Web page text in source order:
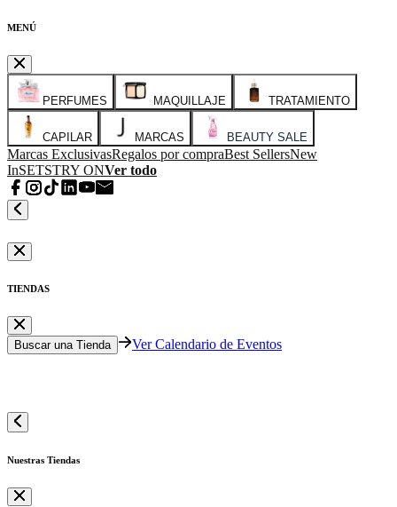
MENÚ
PERFUMES MAQUILLAJE TRATAMIENTO
CAPILAR MARCAS BEAUTY SALE
Marcas ExclusivasRegalos por compraBest SellersNew
InSETSTRY ONVer todo
TIENDAS
Buscar una Tienda Ver Calendario de Eventos
Nuestras Tiendas